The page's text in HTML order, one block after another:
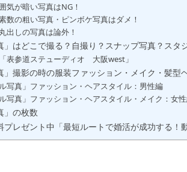
気が暗い写真はNG！
数の粗い写真・ピンボケ写真はダメ！
出しの写真は論外！
はどこで撮る？自撮り？スナップ写真？スタ
表参道ステューディオ 大阪west」
撮影の時の服装ファッション・メイク・髪型
写真」ファッション・ヘアスタイル：男性編
写真」ファッション・ヘアスタイル・メイク：女
」の枚数
レゼント中「最短ルートで婚活が成功する！